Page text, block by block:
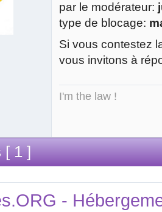
par le modérateur:
type de blocage:
Si vous contestez
vous invitons à
I'm the law !
[ 1 ]
-